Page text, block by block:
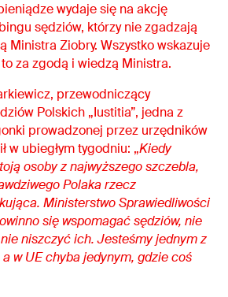
wydaje się na akcję
sędziów, którzy nie zgadzają
Ministra Ziobry. Wszystko wskazuje
to za zgodą i wiedzą Ministra.
przewodniczący
Polskich „Iustitia”, jedna z
prowadzonej przez urzędników
w ubiegłym tygodniu: „Kiedy
osoby z najwyższego szczebla,
Polaka rzecz
Ministerstwo Sprawiedliwości
się wspomagać sędziów, nie
niszczyć ich. Jesteśmy jednym z
w UE chyba jedynym, gdzie coś